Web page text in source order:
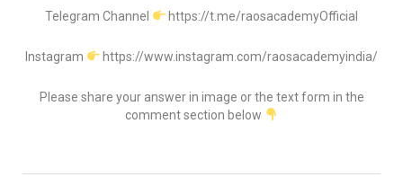
Telegram Channel https://t.me/raosacademyOfficial
Instagram https://www.instagram.com/raosacademyindia/
Please share your answer in image or the text form in the
comment section below